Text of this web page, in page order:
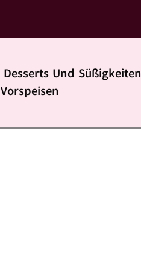
Desserts Und Süßigkeiten
Vorspeisen